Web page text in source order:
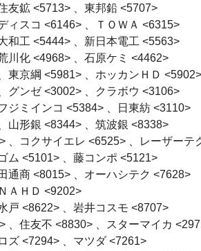
友鉱 <5713> 、東邦鉛 <5707>
ィスコ <6146> 、ＴＯＷＡ <6315>
和工 <5444> 、新日本電工 <5563>
川化 <4968> 、石原ケミ <4462>
京綱 <5981> 、ホッカンＨＤ <5902>
グンゼ <3002> 、クラボウ <3106>
ミインコ <5384> 、日東紡 <3110>
山形銀 <8344> 、筑波銀 <8338>
コクサイエレ <6525> 、レーザーテ
ム <5101> 、藤コンポ <5121>
商 <8015> 、オーハシテク <7628>
ＡＨＤ <9202>
戸 <8622> 、岩井コスモ <8707>
住友不 <8830> 、スターマイカ
ズ <7294> 、マツダ <7261>